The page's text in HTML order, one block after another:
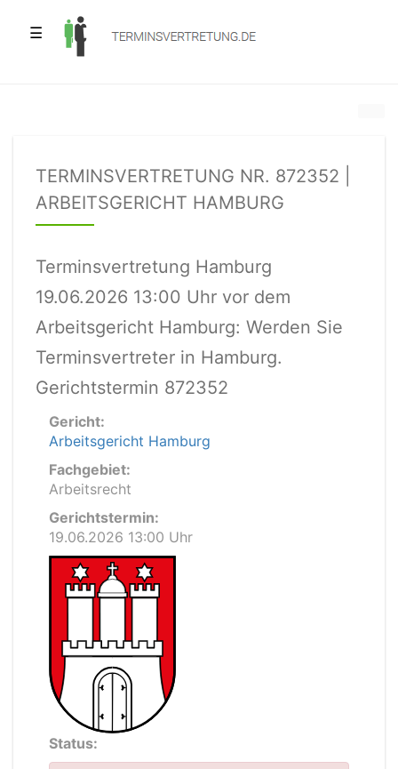
☰
TERMINSVERTRETUNG NR. 872352 |
ARBEITSGERICHT HAMBURG
Terminsvertretung Hamburg
19.06.2026 13:00 Uhr vor dem
Arbeitsgericht Hamburg: Werden Sie
Terminsvertreter in Hamburg.
Gerichtstermin 872352
Gericht:
Arbeitsgericht Hamburg
Fachgebiet:
Arbeitsrecht
Gerichtstermin:
19.06.2026 13:00 Uhr
Status: